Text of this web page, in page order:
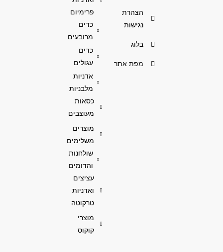
פרימיום
כדים
מרובעים
כדים
עגולים
אדניות
מלבניות
כסאות
מעוצבים
מוצרים
משלימים
שולחנות
והדומים
עציצים
ואדניות
טרקוטה
מוצרי
קוקוס
הצהרת
נגישות
בלוג
מפת אתר